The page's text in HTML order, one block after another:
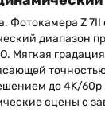
Фотокамера Z 7II
диапазон
Мягкая
до 4K/60p
сцены с